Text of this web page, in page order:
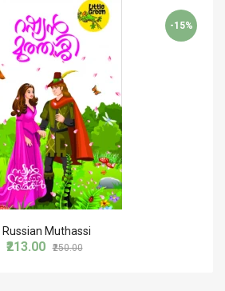
-15%
Russian Muthassi
₹213.00 ₹250.00